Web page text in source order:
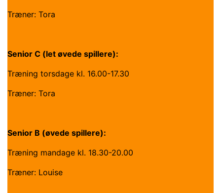
Træner: Tora
Senior C (let øvede spillere):
Træning torsdage kl. 16.00-17.30
Træner: Tora
Senior B (øvede spillere):
Træning mandage kl. 18.30-20.00
Træner: Louise